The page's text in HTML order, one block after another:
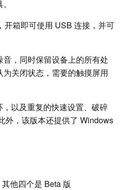
开箱即可使用 USB 连接，并可
，同时保留设备上的所有处
关闭状态，需要的触摸屏用
以及重复的快速设置、破碎
外，该版本还提供了 Windows
他四个是 Beta 版